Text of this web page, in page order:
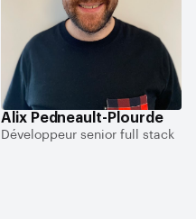
Alix Pedneault-Plourde
Développeur senior full stack